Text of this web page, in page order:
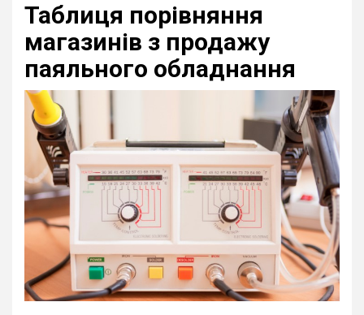
Таблиця порівняння
магазинів з продажу
паяльного обладнання